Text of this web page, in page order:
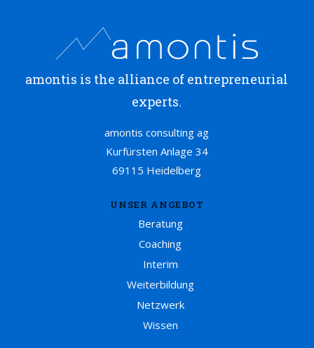
amontis is the alliance of entrepreneurial
experts.
amontis consulting ag
Kurfürsten Anlage 34
69115 Heidelberg
UNSER ANGEBOT
Beratung
Coaching
Interim
Weiterbildung
Netzwerk
Wissen